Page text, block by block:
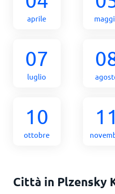
aprile
07
luglio
10
ottobre
11
Città in Plzensky